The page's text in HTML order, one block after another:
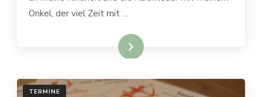
Onkel, der viel Zeit mit …
weiterlesen
TERMINE